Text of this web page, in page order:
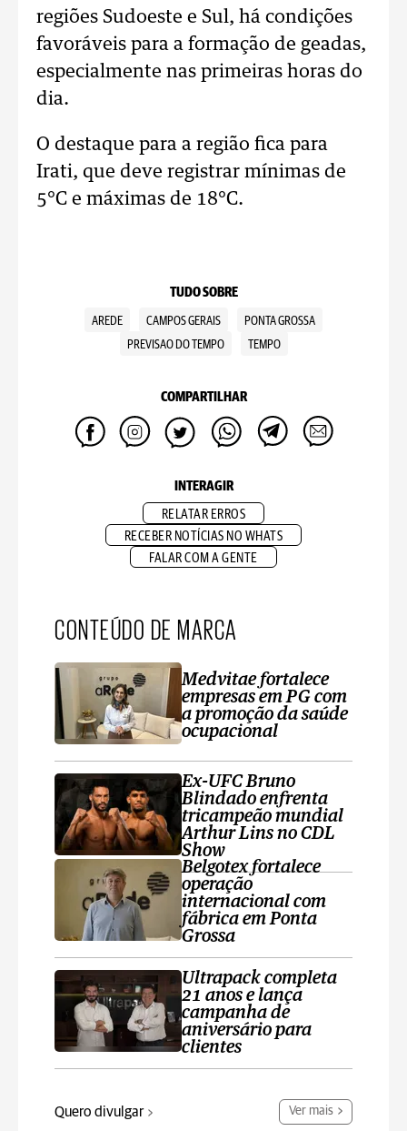
regiões Sudoeste e Sul, há condições
favoráveis para a formação de geadas,
especialmente nas primeiras horas do
dia.
O destaque para a região fica para
Irati, que deve registrar mínimas de
5°C e máximas de 18°C.
TUDO SOBRE
AREDE CAMPOS GERAIS
PONTA GROSSA
PREVISAO DO TEMPO
TEMPO
COMPARTILHAR
INTERAGIR
RELATAR ERROS
RECEBER NOTÍCIAS NO WHATS
FALAR COM A GENTE
CONTEÚDO DE MARCA
Medvitae fortalece
empresas em PG com
a promoção da saúde
ocupacional
Ex-UFC Bruno
Blindado enfrenta
tricampeão mundial
Arthur Lins no CDL
Show
Belgotex fortalece
operação
internacional com
fábrica em Ponta
Grossa
Ultrapack completa
21 anos e lança
campanha de
aniversário para
clientes
Quero divulgar Ver mais